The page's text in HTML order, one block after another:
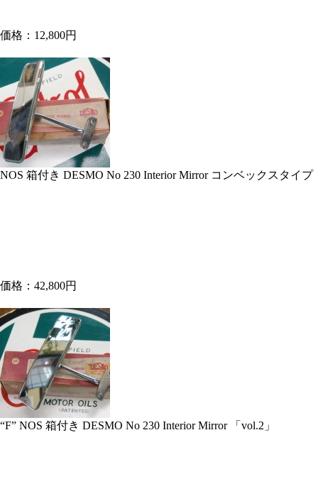
価格：12,800円
NOS 箱付き DESMO No 230 Interior Mirror コンベックスタイプ
価格：42,800円
“F” NOS 箱付き DESMO No 230 Interior Mirror 「vol.2」